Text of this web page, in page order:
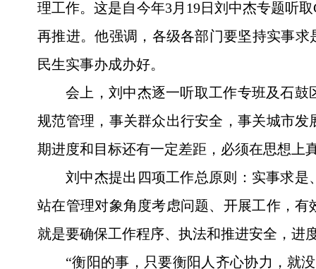
理工作。这是自今年3月19日刘中杰专题听
再推进。他强调，各级各部门要坚持实事
民生实事办成办好。
会上，刘中杰逐一听取工作专班及石
规范管理，事关群众出行安全，事关城市
期进度和目标还有一定差距，必须在思想上
刘中杰提出四项工作总原则：实事求
站在管理对象角度考虑问题、开展工作，
就是要确保工作程序、执法和推进安全，进
“衡阳的事，只要衡阳人齐心协力，就